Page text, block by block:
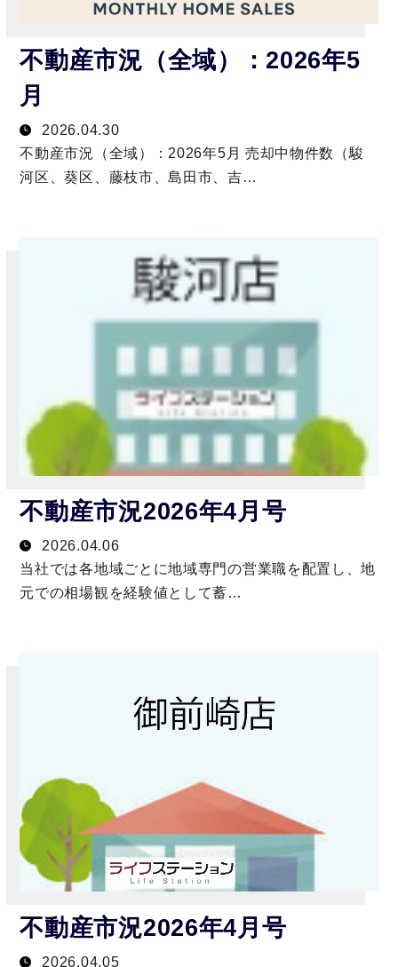
不動産市況（全域）：2026年5
月
2026.04.30
不動産市況（全域）：2026年5月 売却中物件数（駿
河区、葵区、藤枝市、島田市、吉…
不動産市況2026年4月号
2026.04.06
当社では各地域ごとに地域専門の営業職を配置し、地
元での相場観を経験値として蓄…
不動産市況2026年4月号
2026.04.05